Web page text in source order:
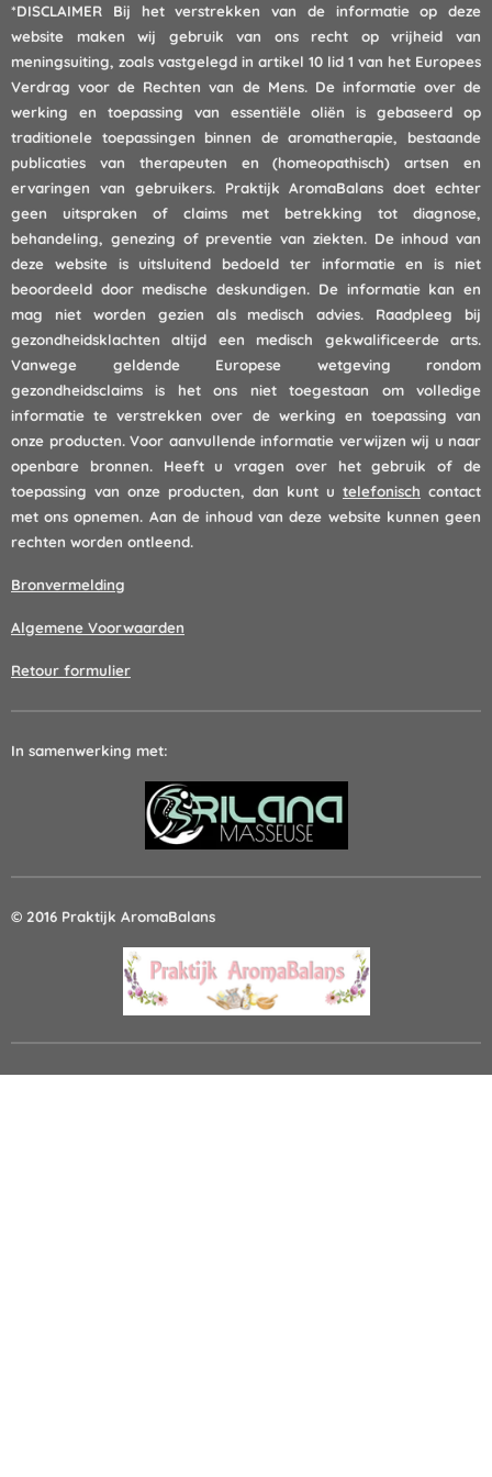
*DISCLAIMER
Bij het verstrekken van de informatie op deze
website maken wij gebruik van ons recht op vrijheid van
meningsuiting, zoals vastgelegd in artikel 10 lid 1 van het Europees
Verdrag voor de Rechten van de Mens. De informatie over de
werking en toepassing van essentiële oliën is gebaseerd op
traditionele toepassingen binnen de aromatherapie, bestaande
publicaties van therapeuten en (homeopathisch) artsen en
ervaringen van gebruikers. Praktijk AromaBalans doet echter
geen uitspraken of claims met betrekking tot diagnose,
behandeling, genezing of preventie van ziekten. De inhoud van
deze website is uitsluitend bedoeld ter informatie en is niet
beoordeeld door medische deskundigen. De informatie kan en
mag niet worden gezien als medisch advies. Raadpleeg bij
gezondheidsklachten altijd een medisch gekwalificeerde arts.
Vanwege geldende Europese wetgeving rondom
gezondheidsclaims is het ons niet toegestaan om volledige
informatie te verstrekken over de werking en toepassing van
onze producten. Voor aanvullende informatie verwijzen wij u naar
openbare bronnen. Heeft u vragen over het gebruik of de
toepassing van onze producten, dan kunt u telefonisch contact
met ons opnemen. Aan de inhoud van deze website kunnen geen
rechten worden ontleend.
Bronvermelding
Algemene Voorwaarden
Retour formulier
In samenwerking met:
© 2016 Praktijk AromaBalans